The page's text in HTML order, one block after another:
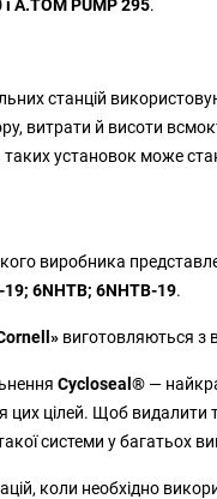
A.TOM PUMP 295.
станцій
витрати й висоти
таких установок може
виробника
6NHTB; 6NHTB-19.
виготовляються з
Cycloseal ® —
цих цілей. Щоб
системи у
коли необхідно